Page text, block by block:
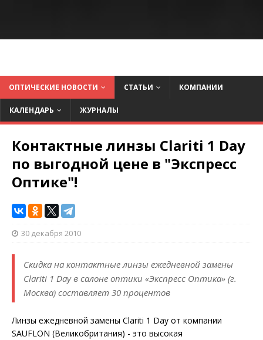
ОПТИЧЕСКИЕ НОВОСТИ СТАТЬИ КОМПАНИИ
КАЛЕНДАРЬ ЖУРНАЛЫ
Контактные линзы Clariti 1 Day
по выгодной цене в "Экспресс
Оптике"!
30 декабря 2010
Скидка на контактные линзы ежедневной замены
Clariti 1 Day в салоне оптики «Экспресс Оптика» (г.
Москва) составляет 30 процентов
Линзы ежедневной замены Clariti 1 Day от компании
SAUFLON (Великобритания) - это высокая